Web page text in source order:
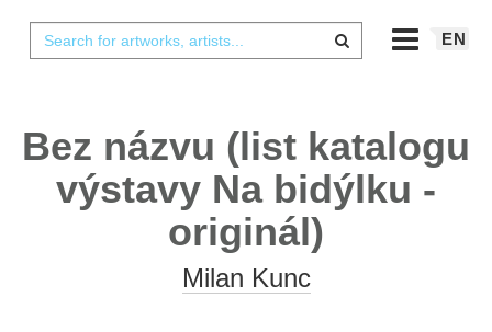
EN
Bez názvu (list katalogu
výstavy Na bidýlku -
originál)
Milan Kunc